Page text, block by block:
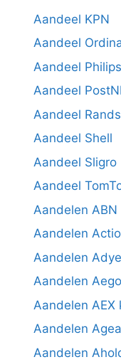
Aandeel KPN
Aandeel
Aandeel Philips
Aandeel
Aandeel
Aandeel Shell
Aandeel Sligro
Aandeel
Aandelen
Aandelen
Aandelen
Aandelen
Aandelen AEX
Aandelen
Aandelen